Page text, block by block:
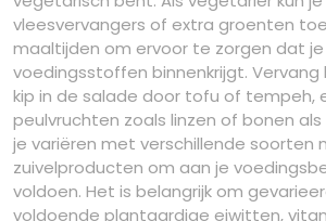
vleesvervangers of extra groenten
maaltijden om ervoor te zorgen dat
voedingsstoffen binnenkrijgt. Vervang
kip in de salade door tofu of tempeh,
peulvruchten zoals linzen of bonen als
je variëren met verschillende soorten
zuivelproducten om aan je
voldoen. Het is belangrijk om
voldoende plantaardige eiwitten,